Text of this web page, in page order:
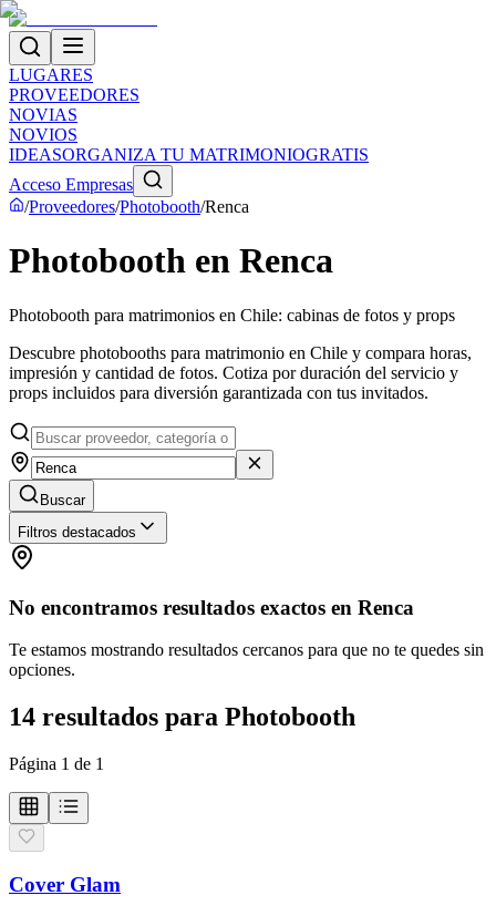
LUGARES
PROVEEDORES
NOVIAS
NOVIOS
IDEASORGANIZA TU MATRIMONIOGRATIS
Acceso Empresas
/Proveedores/Photobooth/Renca
Photobooth en Renca
Photobooth para matrimonios en Chile: cabinas de fotos y props
Descubre photobooths para matrimonio en Chile y compara horas,
impresión y cantidad de fotos. Cotiza por duración del servicio y
props incluidos para diversión garantizada con tus invitados.
Buscar
Filtros destacados
No encontramos resultados exactos en Renca
Te estamos mostrando resultados cercanos para que no te quedes sin
opciones.
14 resultados para Photobooth
Página 1 de 1
Cover Glam